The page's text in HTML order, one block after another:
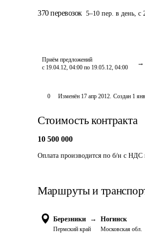
370 перевозок 5–10 пер. в день, с
Приём предложений
с 19.04.12, 04:00 по 19.05.12, 04:00
0 Изменён 17 апр 2012. Создан 1
Стоимость контракта
10 500 000
Оплата производится по б/н с НДС
Маршруты и
Березники →
Пермский край
Ногинск
Московская обл.